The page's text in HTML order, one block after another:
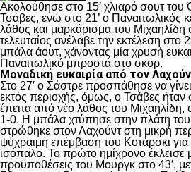
Ακολούθησε στο 15′ χλιαρό σουτ
Τσάβες, ενώ στο 21’ ο Παναιτωλικός
λάθος και μαρκάρισμα του Μιχαηλίδη
τελευταίος ανέλαβε την εκτέλεση στο
μπάλα άουτ, χάνοντας μία χρυσή
Παναιτωλικό μπροστά στο σκορ.
Μοναδική ευκαιρία από τον
Στο 27′ ο Σάστρε προσπάθησε να
εκτός περιοχής, όμως, ο Τσάβες ήταν
έπειτα από νέο λάθος του Μιχαηλίδη,
1-0. Η μπάλα χτύπησε στην πλάτη
στρώθηκε στον Λαχούντ στη μικρή
ψύχραιμη επέμβαση του Κοτάρσκι για
ισόπαλο. Το πρώτο ημίχρονο έκλεισε
προϋποθέσεις του Μουργκ στο 43′,